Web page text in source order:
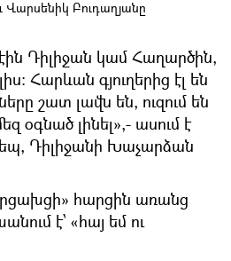
Վարսենիկ Բուդաղյանը
Դիլիջան կամ Հաղարծին,
Հարևան գյուղերից էլ են
շատ լավն են, ուզում են
օգնած լինել»,- ասում է
Դիլիջանի Խաչարձան
հարցին առանց
է՝ «հայ եմ ու